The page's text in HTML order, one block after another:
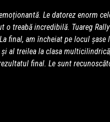
Le datorez enorm
o treabă incredibilă. Tuareg
final, am încheiat pe locul șase
al treilea la clasa
final. Le sunt